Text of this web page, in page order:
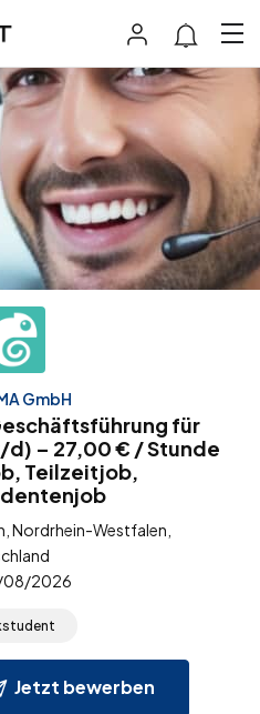
GmbH
für
– 27,00 € / Stunde
Teilzeitjob,
Nordrhein-Westfalen,
2026
Jetzt bewerben